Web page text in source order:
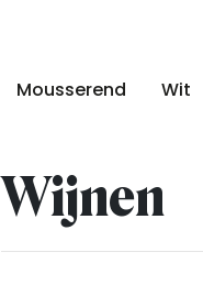
Mousserend Wit
Wijnen